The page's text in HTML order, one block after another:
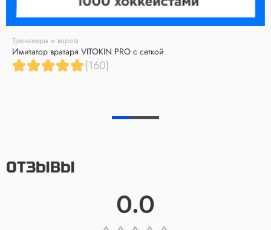
Тренажеры и ворота
Имитатор вратаря VITOKIN PRO с сеткой
(160)
ОТЗЫВЫ
0.0